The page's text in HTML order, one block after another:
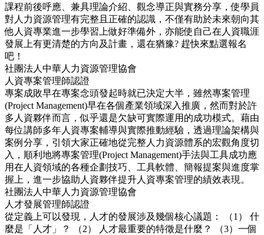
課程前後呼應、兼具理論介紹、觀念導正與實務分享，使學員
對人力資源管理有完整且正確的認識，不僅有助於未來朝向其
他人資專業進一步學習上做好準備外，亦能使自己在人資職涯
發展上有更清楚的方向及計畫，還在猶豫? 趕快來點選報名
吧！
社團法人中華人力資源管理協會
人資專案管理師認證
專案成敗早在專案念頭發起時就已決定大半，雖然專案管理
(Project Management)早在各個產業領域深入推廣，然而對於許
多人資夥伴而言，似乎還是欠缺可實際運用的成功模式。藉由
每位講師多年人資專案輔導與實際推動經驗，透過理論架構與
案例分享，引領大家正確地從完整人力資源體系的宏觀角度切
入，順利地將專案管理(Project Management)手法與工具成功應
用在人資領域的各種企劃技巧、工具軟體、簡報提案與進度掌
握上，進一步協助人資夥伴提升人資專案管理的績效表現。
社團法人中華人力資源管理協會
人才發展管理師認證
從定義上可以發現，人才的發展涉及幾個核心議題： （1） 什
麼是「人才」？ （2） 人才最重要的特徵是什麼？ （3）一個